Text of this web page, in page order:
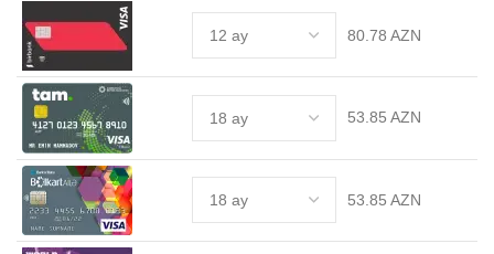
80.78 AZN
53.85 AZN
53.85 AZN